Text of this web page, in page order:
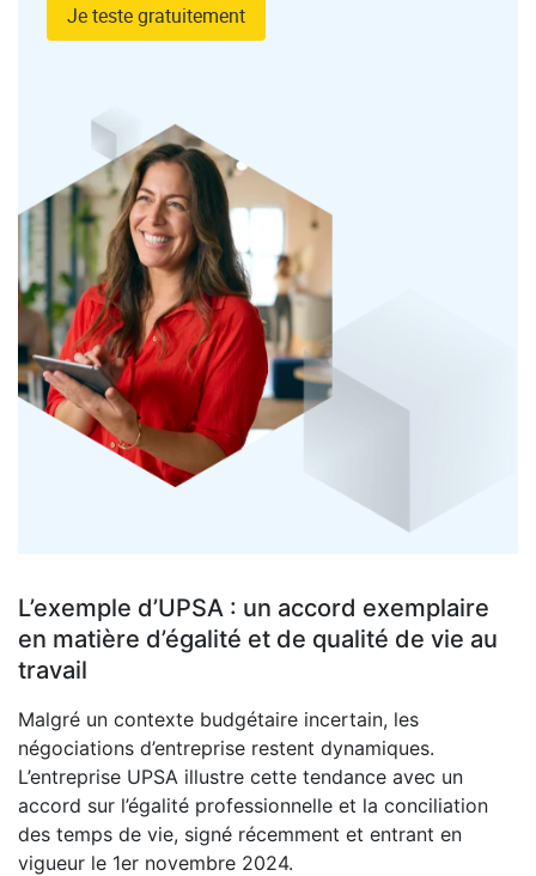
Je teste gratuitement
L’exemple d’UPSA : un accord exemplaire
en matière d’égalité et de qualité de vie au
travail
Malgré un contexte budgétaire incertain, les
négociations d’entreprise restent dynamiques.
L’entreprise UPSA illustre cette tendance avec un
accord sur l’égalité professionnelle et la conciliation
des temps de vie, signé récemment et entrant en
vigueur le 1er novembre 2024.